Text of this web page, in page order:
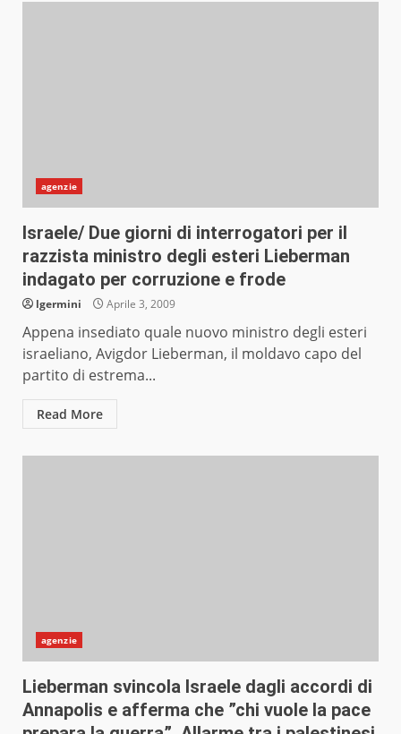
agenzie
Israele/ Due giorni di interrogatori per il
razzista ministro degli esteri Lieberman
indagato per corruzione e frode
lgermini Aprile 3, 2009
Appena insediato quale nuovo ministro degli esteri
israeliano, Avigdor Lieberman, il moldavo capo del
partito di estrema...
Read More
agenzie
Lieberman svincola Israele dagli accordi di
Annapolis e afferma che ”chi vuole la pace